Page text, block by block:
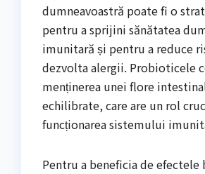
dumneavoastră poate fi o
pentru a sprijini sănătatea
imunitară și pentru a reduce
dezvolta alergii. Probioticele
menținerea unei flore
echilibrate, care are un rol
funcționarea sistemului
Pentru a beneficia de efectele